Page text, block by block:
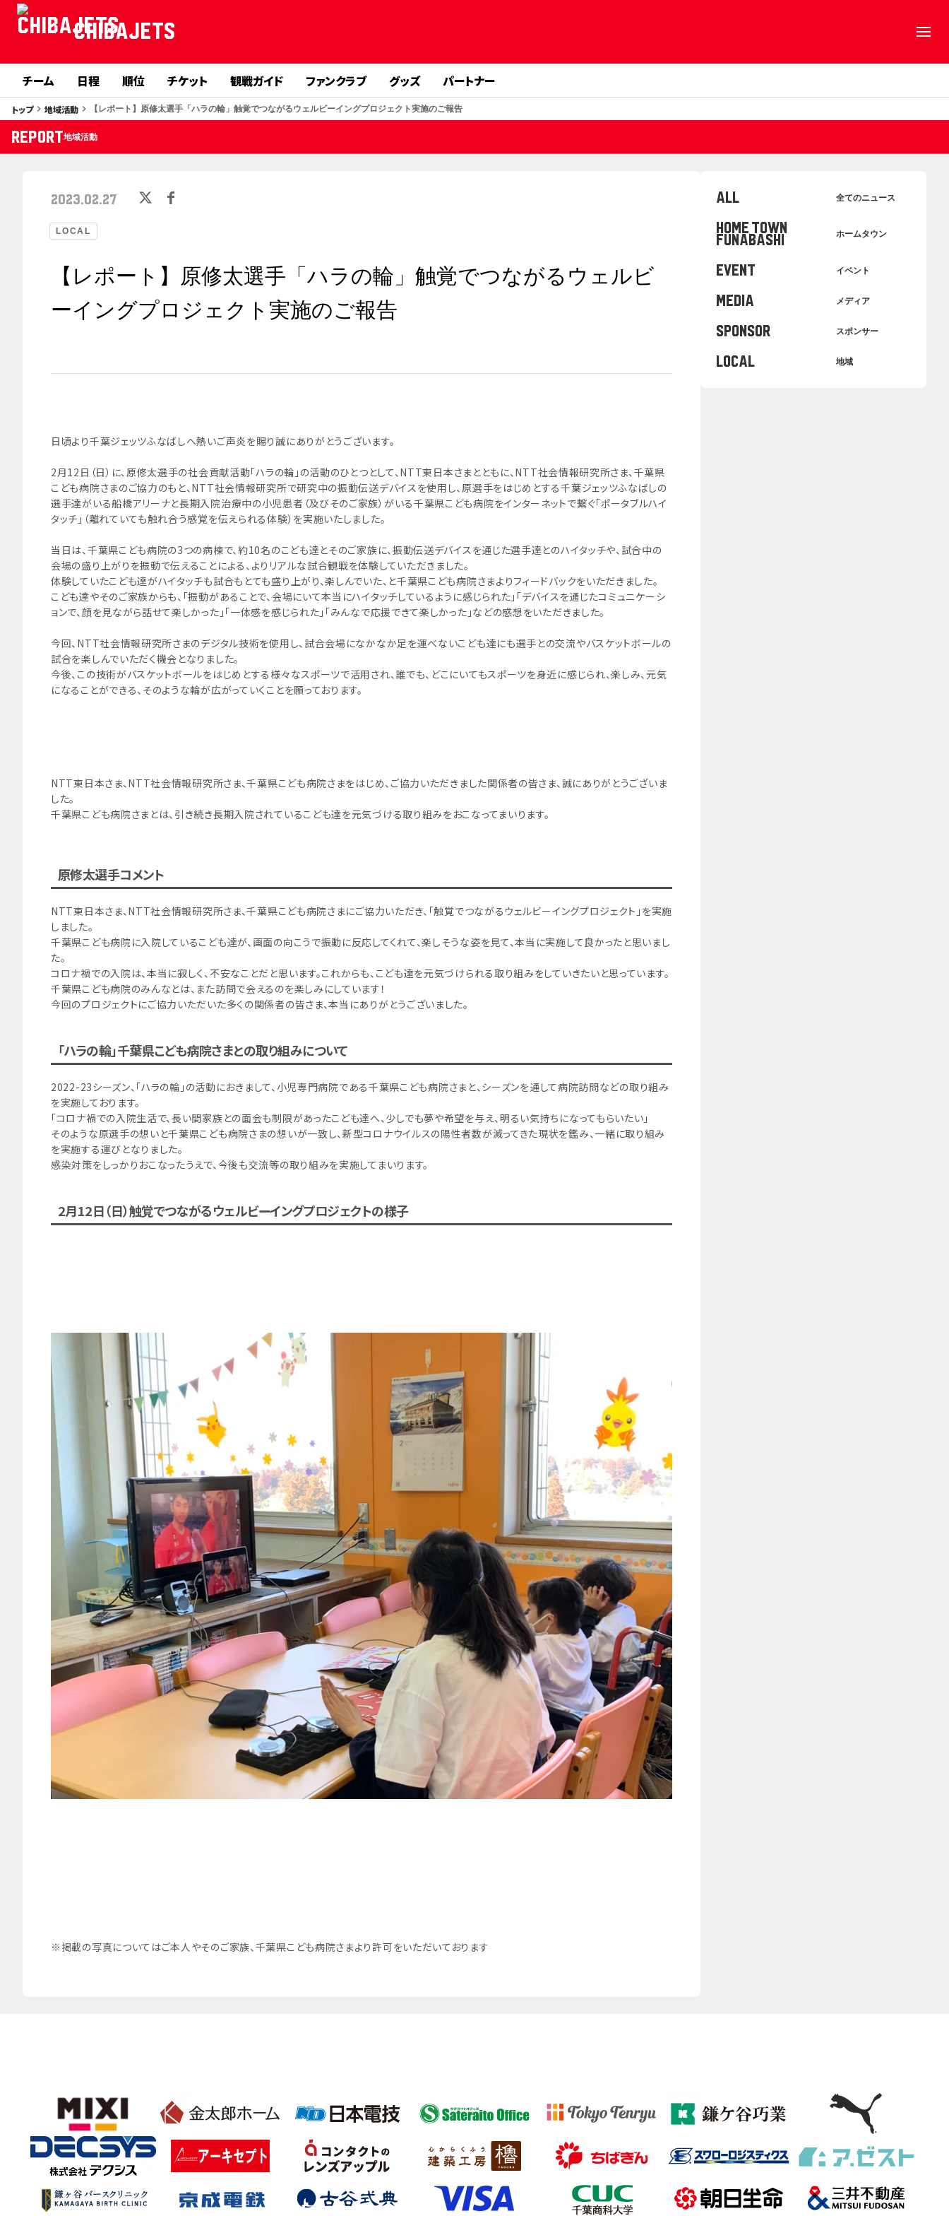
CHIBAJETS
チーム 日程 順位 チケット 観戦ガイド ファンクラブ グッズ パートナー
トップkeyboard_arrow_right 地域活動 keyboard_arrow_right 【レポート】原修太選手「ハラの輪」触覚でつながるウェルビーイングプロジェクト実施のご報告
REPORT地域活動
LOCAL
2023.02.27
【レポート】原修太選手「ハラの輪」触覚でつながるウェルビ
ーイングプロジェクト実施のご報告
日頃より千葉ジェッツふなばしへ熱いご声炎を賜り誠にありがとうございます。
2月12日（日）に、原修太選手の社会貢献活動「ハラの輪」の活動のひとつとして、NTT東日本さまとともに、NTT社会情報研究所さま、千葉県
こども病院さまのご協力のもと、NTT社会情報研究所で研究中の振動伝送デバイスを使用し、原選手をはじめとする千葉ジェッツふなばしの
選手達がいる船橋アリーナと長期入院治療中の小児患者（及びそのご家族）がいる千葉県こども病院をインターネットで繋ぐ「ポータブルハイ
タッチ」（離れていても触れ合う感覚を伝えられる体験）を実施いたしました。
当日は、千葉県こども病院の3つの病棟で、約10名のこども達とそのご家族に、振動伝送デバイスを通じた選手達とのハイタッチや、試合中の
会場の盛り上がりを振動で伝えることによる、よりリアルな試合観戦を体験していただきました。
体験していたこども達がハイタッチも試合もとても盛り上がり、楽しんでいた、と千葉県こども病院さまよりフィードバックをいただきました。
こども達やそのご家族からも、「振動があることで、会場にいて本当にハイタッチしているように感じられた」「デバイスを通じたコミュニケーシ
ョンで、顔を見ながら話せて楽しかった」「一体感を感じられた」「みんなで応援できて楽しかった」などの感想をいただきました。
今回、NTT社会情報研究所さまのデジタル技術を使用し、試合会場になかなか足を運べないこども達にも選手との交流やバスケットボールの
試合を楽しんでいただく機会となりました。
今後、この技術がバスケットボールをはじめとする様々なスポーツで活用され、誰でも、どこにいてもスポーツを身近に感じられ、楽しみ、元気
になることができる、そのような輪が広がっていくことを願っております。
NTT東日本さま、NTT社会情報研究所さま、千葉県こども病院さまをはじめ、ご協力いただきました関係者の皆さま、誠にありがとうございま
した。
千葉県こども病院さまとは、引き続き長期入院されているこども達を元気づける取り組みをおこなってまいります。
原修太選手コメント
NTT東日本さま、NTT社会情報研究所さま、千葉県こども病院さまにご協力いただき、「触覚でつながるウェルビーイングプロジェクト」を実施
しました。
千葉県こども病院に入院しているこども達が、画面の向こうで振動に反応してくれて、楽しそうな姿を見て、本当に実施して良かったと思いまし
た。
コロナ禍での入院は、本当に寂しく、不安なことだと思います。これからも、こども達を元気づけられる取り組みをしていきたいと思っています。
千葉県こども病院のみんなとは、また訪問で会えるのを楽しみにしています！
今回のプロジェクトにご協力いただいた多くの関係者の皆さま、本当にありがとうございました。
「ハラの輪」千葉県こども病院さまとの取り組みについて
2022-23シーズン、「ハラの輪」の活動におきまして、小児専門病院である千葉県こども病院さまと、シーズンを通して病院訪問などの取り組み
を実施しております。
「コロナ禍での入院生活で、長い間家族との面会も制限があったこども達へ、少しでも夢や希望を与え、明るい気持ちになってもらいたい」
そのような原選手の想いと千葉県こども病院さまの想いが一致し、新型コロナウイルスの陽性者数が減ってきた現状を鑑み、一緒に取り組み
を実施する運びとなりました。
感染対策をしっかりおこなったうえで、今後も交流等の取り組みを実施してまいります。
2月12日（日）触覚でつながるウェルビーイングプロジェクトの様子
※掲載の写真についてはご本人やそのご家族、千葉県こども病院さまより許可をいただいております
ALL 全てのニュース
HOME TOWN
FUNABASHI ホームタウン
EVENT イベント
MEDIA メディア
SPONSOR スポンサー
LOCAL 地域